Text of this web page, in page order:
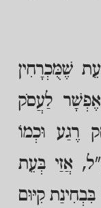
שֶׁמֻּכְרָחִין
לַעֲסֹק
רֶגַע וּכְמוֹ
אֲזַי בְּעֵת
קִיּוּם